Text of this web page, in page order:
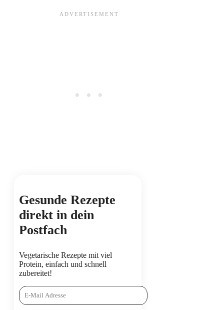
Gesunde Rezepte
direkt in dein
Postfach
Vegetarische Rezepte mit viel
Protein, einfach und schnell
zubereitet!